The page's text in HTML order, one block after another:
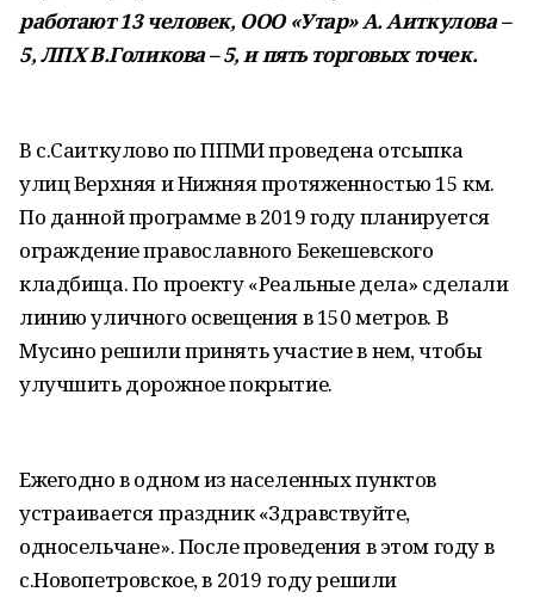
работают 13 человек, ООО «Утар» А. Аиткулова –
5, ЛПХ В.Голикова – 5, и пять торговых точек.
В с.Саиткулово по ППМИ проведена отсыпка
улиц Верхняя и Нижняя протяженностью 15 км.
По данной программе в 2019 году планируется
ограждение православного Бекешевского
кладбища. По проекту «Реальные дела» сделали
линию уличного освещения в 150 метров. В
Мусино решили принять участие в нем, чтобы
улучшить дорожное покрытие.
Ежегодно в одном из населенных пунктов
устраивается праздник «Здравствуйте,
односельчане». После проведения в этом году в
с.Новопетровское, в 2019 году решили